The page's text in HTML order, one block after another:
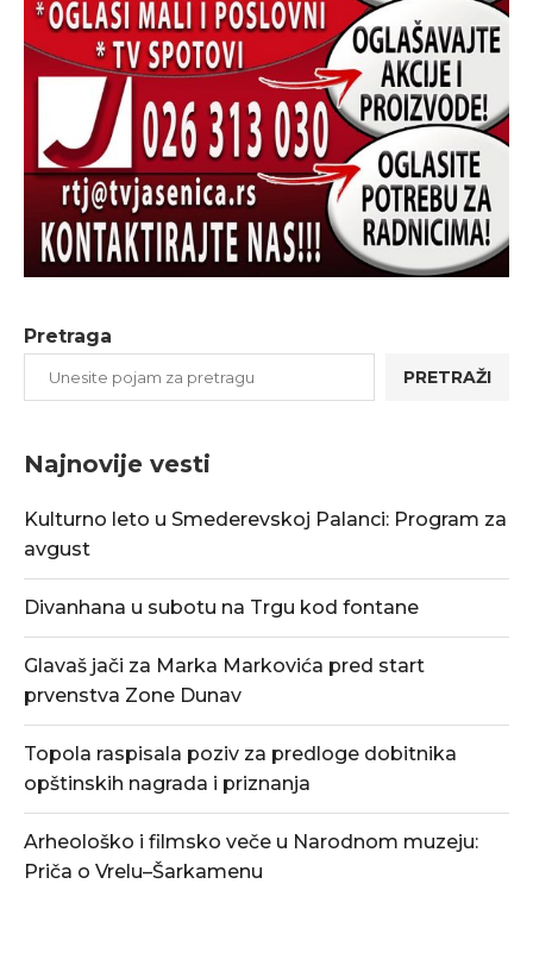
Pretraga
PRETRAŽI
Najnovije vesti
Kulturno leto u Smederevskoj Palanci: Program za
avgust
Divanhana u subotu na Trgu kod fontane
Glavaš jači za Marka Markovića pred start
prvenstva Zone Dunav
Topola raspisala poziv za predloge dobitnika
opštinskih nagrada i priznanja
Arheološko i filmsko veče u Narodnom muzeju:
Priča o Vrelu–Šarkamenu